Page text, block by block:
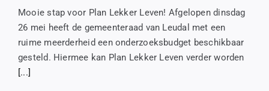
Mooie stap voor Plan Lekker Leven! Afgelopen dinsdag
26 mei heeft de gemeenteraad van Leudal met een
ruime meerderheid een onderzoeksbudget beschikbaar
gesteld. Hiermee kan Plan Lekker Leven verder worden
[...]